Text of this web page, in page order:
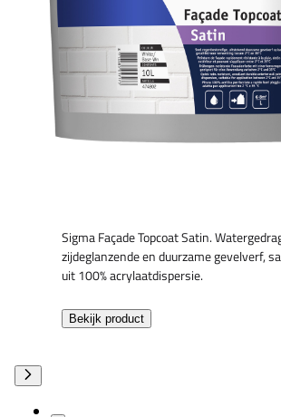
Sigma Façade Topcoat Satin.
zijdeglanzende en duurzame gevelverf,
uit 100% acrylaatdispersie.
Bekijk product